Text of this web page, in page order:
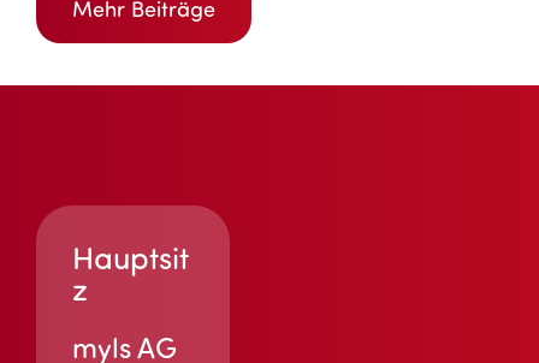
Mehr Beiträge
Hauptsit
z
myls AG